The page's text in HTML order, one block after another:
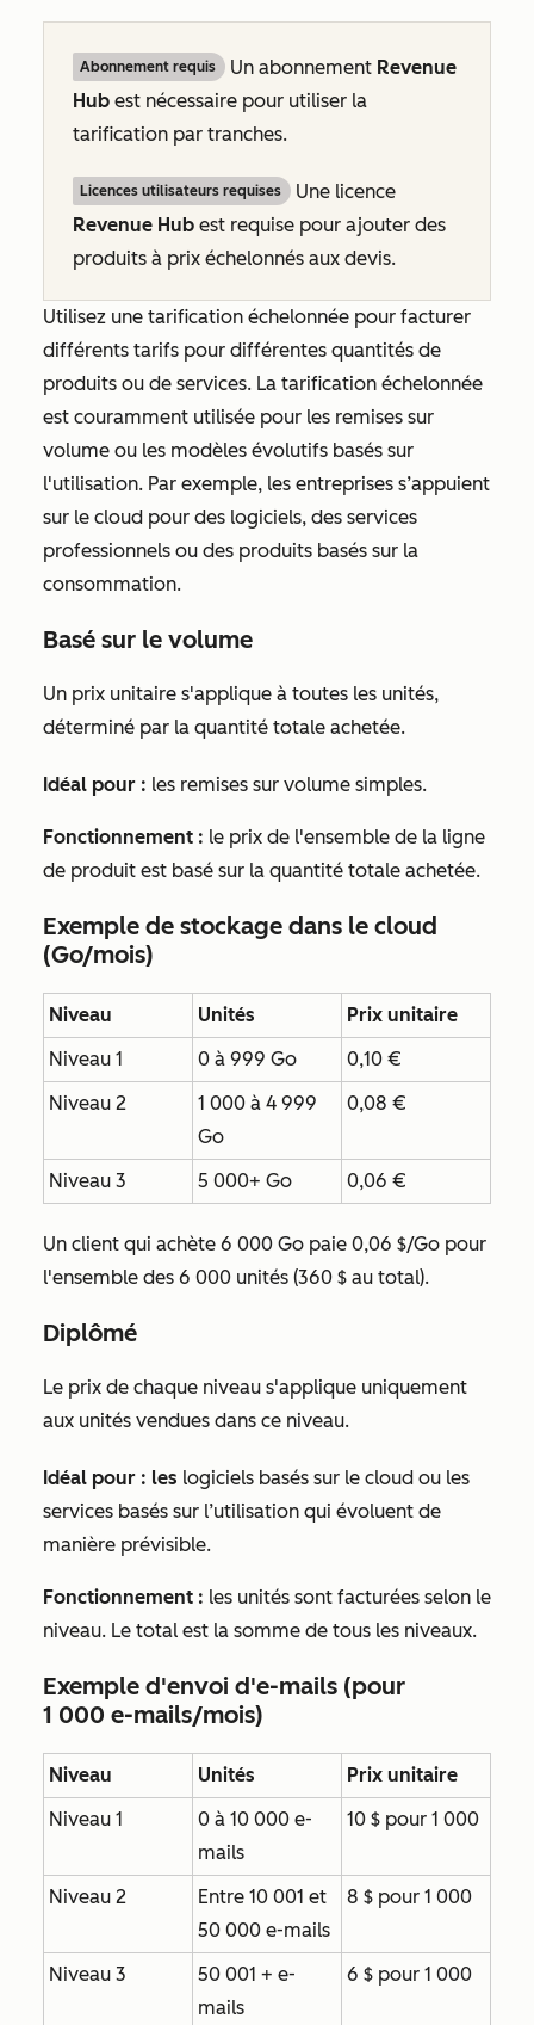
Abonnement requis Un abonnement Revenue
Hub est nécessaire pour utiliser la
tarification par tranches.
Licences utilisateurs requises
Une licence
Revenue Hub est requise pour ajouter des
produits à prix échelonnés aux devis.
Utilisez une tarification échelonnée pour facturer
différents tarifs pour différentes quantités de
produits ou de services. La tarification échelonnée
est couramment utilisée pour les remises sur
volume ou les modèles évolutifs basés sur
l'utilisation. Par exemple, les entreprises s’appuient
sur le cloud pour des logiciels, des services
professionnels ou des produits basés sur la
consommation.
Basé sur le volume
Un prix unitaire s'applique à toutes les unités,
déterminé par la quantité totale achetée.
Idéal pour : les remises sur volume simples.
Fonctionnement : le prix de l'ensemble de la ligne
de produit est basé sur la quantité totale achetée.
Exemple de stockage dans le cloud
(Go/mois)
Niveau Unités
Prix unitaire
Niveau 1
0 à 999 Go
0,10 €
Niveau 2
1 000 à 4 999
Go
0,08 €
Niveau 3 5 000+ Go 0,06 €
Un client qui achète 6 000 Go paie 0,06 $/Go pour
l'ensemble des 6 000 unités (360 $ au total).
Diplômé
Le prix de chaque niveau s'applique uniquement
aux unités vendues dans ce niveau.
Idéal pour : les logiciels basés sur le cloud ou les
services basés sur l’utilisation qui évoluent de
manière prévisible.
Fonctionnement : les unités sont facturées selon le
niveau. Le total est la somme de tous les niveaux.
Exemple d'envoi d'e-mails (pour
1 000 e-mails/mois)
Niveau Unités
Prix unitaire
Niveau 1
0 à 10 000 e-
mails
10 $ pour 1 000
Niveau 2
Entre 10 001 et
50 000 e-mails
8 $ pour 1 000
Niveau 3
50 001 + e-
mails
6 $ pour 1 000